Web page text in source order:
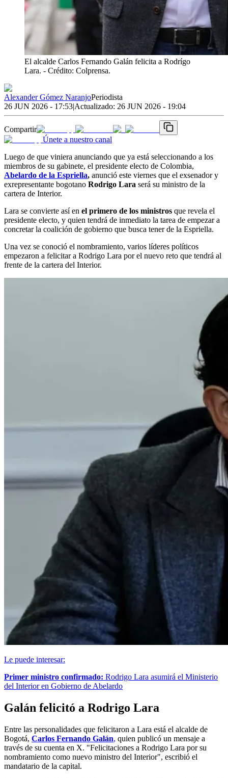
El alcalde Carlos Fernando Galán felicita a Rodrígo
Lara. - Crédito: Colprensa.
Alexander Gómez NaranjoPeriodista
26 JUN 2026 - 17:53|Actualizado: 26 JUN 2026 - 19:04
Compartir
Únete a nuestro canal
Luego de que viniera anunciando que ya está seleccionando a los
miembros de su gabinete, el presidente electo de Colombia,
Abelardo de la Espriella, anunció este viernes que el exsenador y
exrepresentante bogotano Rodrigo Lara será su ministro de la
cartera de Interior.
Lara se convierte así en el primero de los ministros que revela el
presidente electo, y quien tendrá de inmediato la tarea de empezar a
concretar la coalición de gobierno que busca tener de la Espriella.
Una vez se conoció el nombramiento, varios líderes políticos
empezaron a felicitar a Rodrigo Lara por el nuevo reto que tendrá al
frente de la cartera del Interior.
Le puede interesar:
Primer ministro confirmado: Rodrigo Lara asumirá el Ministerio
del Interior en Gobierno de Abelardo
Galán felicitó a Rodrigo Lara
Entre las personalidades que felicitaron a Lara está el alcalde de
Bogotá, Carlos Fernando Galán, quien publicó un mensaje a
través de su cuenta en X. "Felicitaciones a Rodrigo Lara por su
nombramiento como nuevo ministro del Interior", escribió el
mandatario de la capital.